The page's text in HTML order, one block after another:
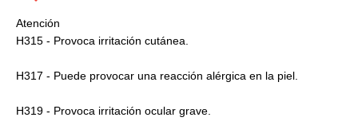
Atención
H315 - Provoca irritación cutánea.
H317 - Puede provocar una reacción alérgica en la piel.
H319 - Provoca irritación ocular grave.